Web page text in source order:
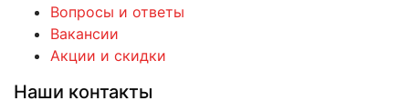
Вопросы и ответы
Вакансии
Акции и скидки
Наши контакты